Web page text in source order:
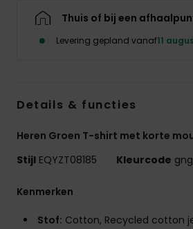
Thuis of bij een
Levering gepland vanaf11
Details & functies
Heren Groen T-shirt met korte
Stijl EQYZT08185 Kleurcode
Kenmerken
Stof: Cotton, Recycled cotton